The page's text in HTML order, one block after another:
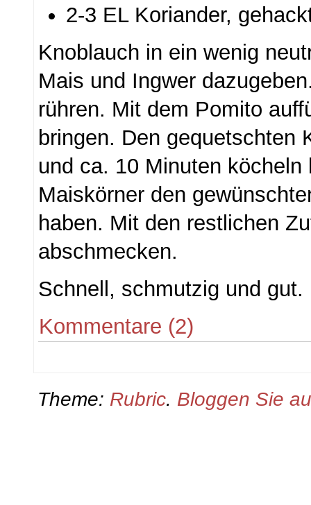
2-3 EL Koriander,
Knoblauch in ein wenig
Mais und Ingwer
rühren. Mit dem Pomito
bringen. Den gequetschten
und ca. 10 Minuten
Maiskörner den
haben. Mit den restlichen
abschmecken.
Schnell, schmutzig und gut.
Kommentare (2)
Theme: Rubric. Bloggen Sie